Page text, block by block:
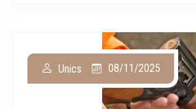
Unics 08/11/2025